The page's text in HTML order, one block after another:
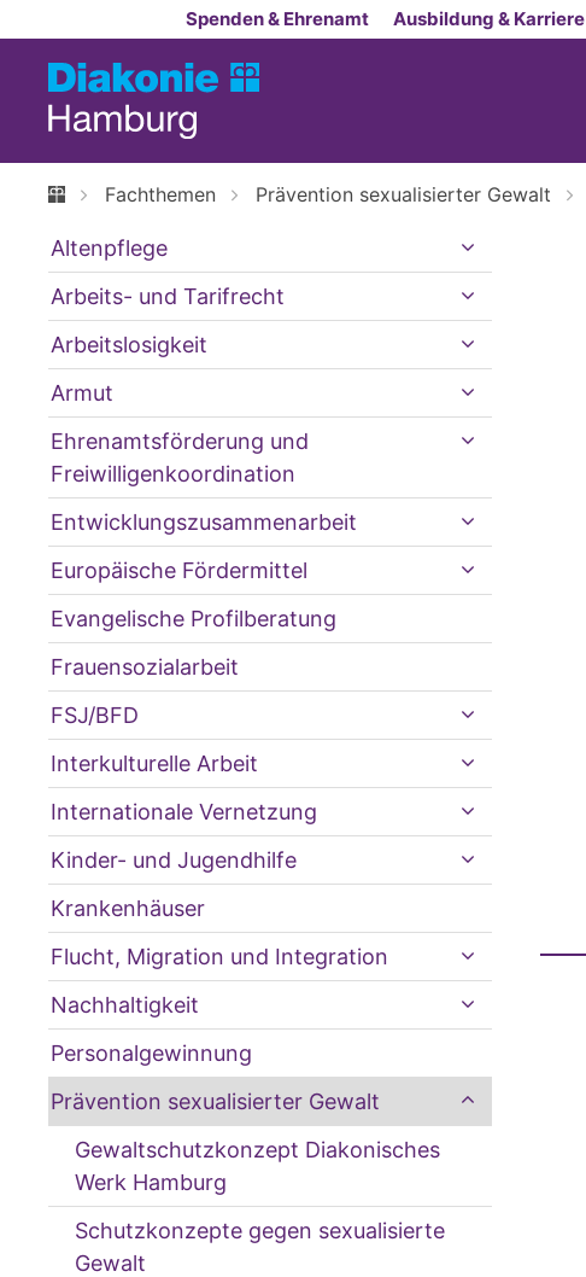
Zum Inhalt springenSpenden & Ehrenamt Ausbildung & Karriere
Fachthemen Prävention sexualisierter Gewalt
Altenpflege
Arbeits- und Tarifrecht
Arbeitslosigkeit
Armut
Ehrenamtsförderung und
Freiwilligenkoordination
Entwicklungszusammenarbeit
Europäische Fördermittel
Evangelische Profilberatung
Frauensozialarbeit
FSJ/BFD
Interkulturelle Arbeit
Internationale Vernetzung
Kinder- und Jugendhilfe
Krankenhäuser
Flucht, Migration und Integration
Nachhaltigkeit
Personalgewinnung
Prävention sexualisierter Gewalt
Gewaltschutzkonzept Diakonisches
Werk Hamburg
Schutzkonzepte gegen sexualisierte
Gewalt